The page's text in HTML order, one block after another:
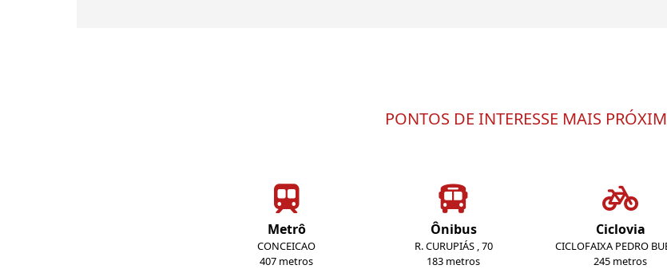
PONTOS DE INTERESSE MAIS
Metrô
CONCEICAO
407 metros
Ônibus
R. CURUPIÁS , 70
183 metros
Ciclovia
CICLOFAIXA PEDRO
245 metros